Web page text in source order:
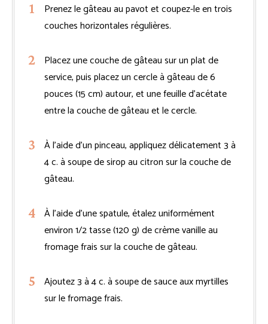
Prenez le gâteau au pavot et coupez-le en trois
couches horizontales régulières.
Placez une couche de gâteau sur un plat de
service, puis placez un cercle à gâteau de 6
pouces (15 cm) autour, et une feuille d’acétate
entre la couche de gâteau et le cercle.
À l’aide d’un pinceau, appliquez délicatement 3 à
4 c. à soupe de sirop au citron sur la couche de
gâteau.
À l’aide d’une spatule, étalez uniformément
environ 1/2 tasse (120 g) de crème vanille au
fromage frais sur la couche de gâteau.
Ajoutez 3 à 4 c. à soupe de sauce aux myrtilles
sur le fromage frais.